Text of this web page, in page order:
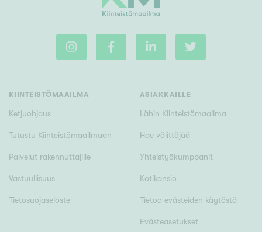
KIINTEISTÖMAAILMA
Ketjuohjaus
Tutustu Kiinteistömaailmaan
Palvelut rakennuttajille
Vastuullisuus
Tietosuojaseloste
ASIAKKAILLE
Lähin Kiinteistömaailma
Hae välittäjää
Yhteistyökumppanit
Kotikansio
Tietoa evästeiden käytöstä
Evästeasetukset